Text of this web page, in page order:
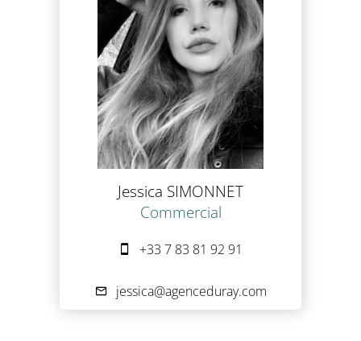
Jessica SIMONNET
Commercial
+33 7 83 81 92 91
jessica@agenceduray.com